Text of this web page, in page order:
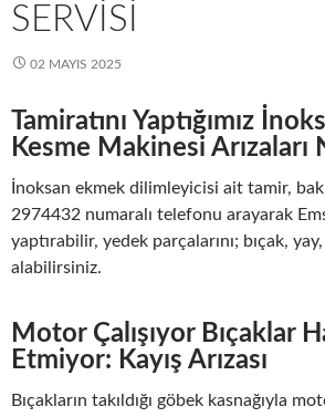
SERVISI
02 MAYIS 2025
Tamiratını Yaptığımız
Kesme Makinesi Arızaları
İnoksan ekmek dilimleyicisi ait tamir,
2974432 numaralı telefonu arayarak
yaptırabilir, yedek parçalarını; bıçak,
alabilirsiniz.
Motor Çalışıyor Bıçaklar
Etmiyor: Kayış Arızası
Bıçakların takıldığı göbek kasnağıyla